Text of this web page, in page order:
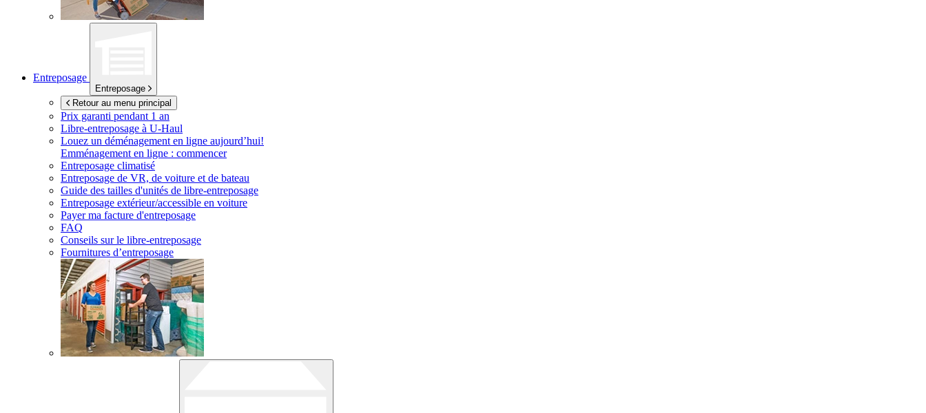
Entreposage
Entreposage
Retour au menu principal
Prix garanti pendant 1 an
Libre-entreposage à U-Haul
Louez un déménagement en ligne aujourd’hui!
Emménagement en ligne : commencer
Entreposage climatisé
Entreposage de VR, de voiture et de bateau
Guide des tailles d'unités de libre-entreposage
Entreposage extérieur/accessible en voiture
Payer ma facture d'entreposage
FAQ
Conseils sur le libre-entreposage
Fournitures d’entreposage